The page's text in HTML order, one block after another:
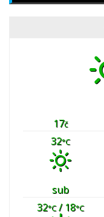
17č
32°C
sub
32°C/ 18°C